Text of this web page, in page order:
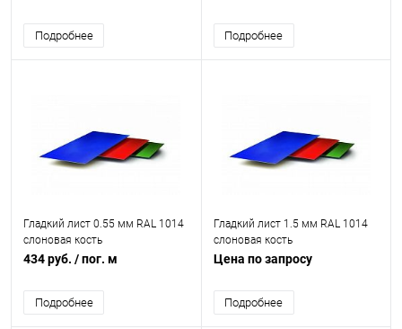
Подробнее Подробнее
Гладкий лист 0.55 мм RAL 1014
слоновая кость
434 руб. / пог. м
Подробнее
Гладкий лист 1.5 мм RAL 1014
слоновая кость
Цена по запросу
Подробнее